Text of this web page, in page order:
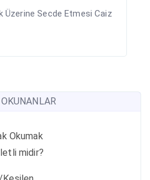
Üzerine Secde Etmesi Caiz
Okumak
midir?